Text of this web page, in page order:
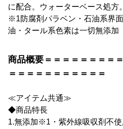
に配合。ウォーターベース処方。
※1防腐剤パラベン・石油系界
油・タール系色素は一切無添加
商品概要＝＝＝＝＝＝＝＝
＝＝＝＝＝＝＝＝＝＝＝
≪アイテム共通≫
◆商品特長
1.無添加※1・紫外線吸収剤不使